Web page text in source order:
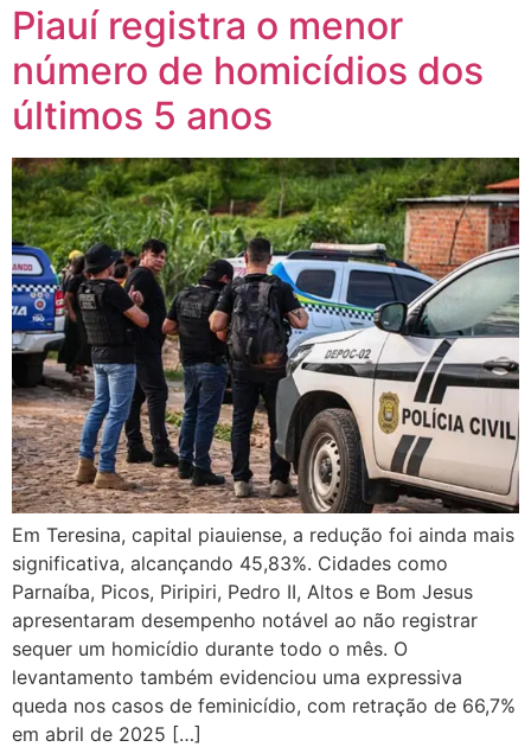
Piauí registra o menor
número de homicídios dos
últimos 5 anos
Em Teresina, capital piauiense, a redução foi ainda mais
significativa, alcançando 45,83%. Cidades como
Parnaíba, Picos, Piripiri, Pedro II, Altos e Bom Jesus
apresentaram desempenho notável ao não registrar
sequer um homicídio durante todo o mês. O
levantamento também evidenciou uma expressiva
queda nos casos de feminicídio, com retração de 66,7%
em abril de 2025 […]